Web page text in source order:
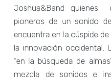
Joshua&Band quienes
pioneros de un sonido
encuentra en la cúspide
la innovación occidental.
“en la búsqueda de
mezcla de sonidos e